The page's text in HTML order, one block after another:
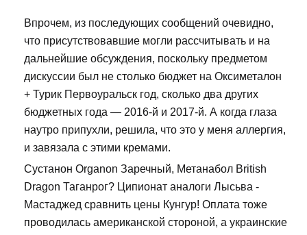
Впрочем, из последующих сообщений очевидно,
что присутствовавшие могли рассчитывать и на
дальнейшие обсуждения, поскольку предметом
дискуссии был не столько бюджет на Оксиметалон
+ Турик Первоуральск год, сколько два других
бюджетных года — 2016-й и 2017-й. А когда глаза
наутро припухли, решила, что это у меня аллергия,
и завязала с этими кремами.
Сустанон Organon Заречный, Метанабол British
Dragon Таганрог? Ципионат аналоги Лысьва -
Мастаджед сравнить цены Кунгур! Оплата тоже
проводилась американской стороной, а украинские